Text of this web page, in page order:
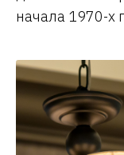
начала 1970-х